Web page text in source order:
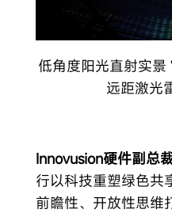
低角度阳光直射实景
远距激光
Innovusion硬件副总
行以科技重塑绿色共
前瞻性、开放性思维